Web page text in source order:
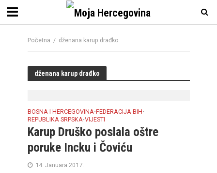
Početna / dženana karup drađko
dženana karup drađko
BOSNA I HERCEGOVINA•FEDERACIJA BIH•
REPUBLIKA SRPSKA•VIJESTI
Karup Druško poslala oštre
poruke Incku i Čoviću
14. Januara 2017.